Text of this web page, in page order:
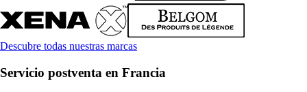
Descubre todas nuestras marcas
Servicio postventa en Francia